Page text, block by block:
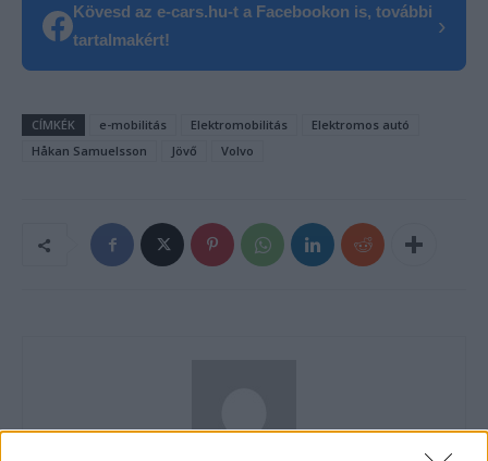
Kövesd az e-cars.hu-t a Facebookon is, további
tartalmakért!
›
CÍMKÉK e-mobilitás Elektromobilitás
Elektromos autó
Håkan Samuelsson
Jövő Volvo